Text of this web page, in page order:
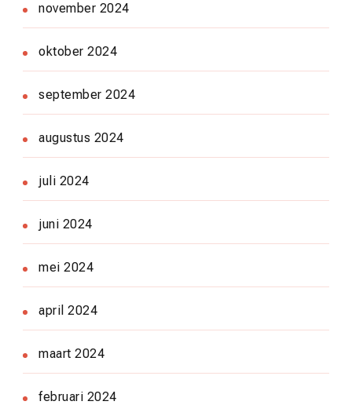
november 2024
oktober 2024
september 2024
augustus 2024
juli 2024
juni 2024
mei 2024
april 2024
maart 2024
februari 2024